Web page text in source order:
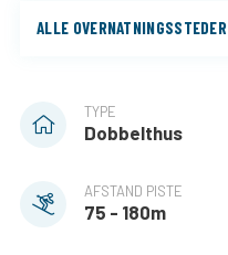
ALLE OVERNATNINGSSTEDER
TYPE
Dobbelthus
AFSTAND PISTE
75 - 180m